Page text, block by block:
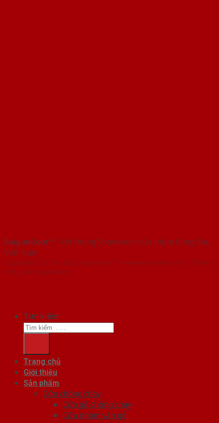
SaigonDoor™ - Hệ thống Showroom cửa nhựa hàng đầu
Việt Nam
Copyright ⓒ 2016 – 2026 SaigonDoor™ - www.bancuanhua.com | Đơn vị
chủ quản SaigonDoor
Tìm kiếm:
Trang chủ
Giới thiệu
Sản phẩm
Cửa chống cháy
Cửa gỗ chống cháy
Cửa nhôm vân gỗ